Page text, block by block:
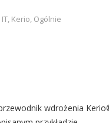
, Kerio, Ogólnie
wdrożenia